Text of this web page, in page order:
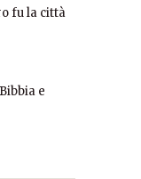
fu la città
e